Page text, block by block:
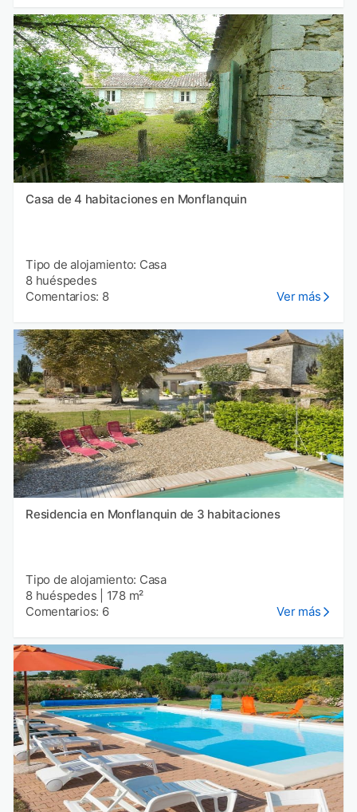
Casa de 4 habitaciones en Monflanquin
Tipo de alojamiento: Casa
8 huéspedes
Comentarios: 8
Ver más
Residencia en Monflanquin de 3 habitaciones
Tipo de alojamiento: Casa
8 huéspedes
178 m²
Comentarios: 6
Ver más